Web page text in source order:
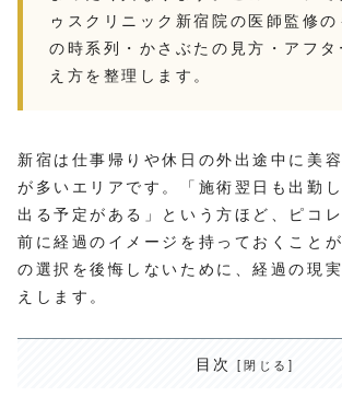
ゥスクリニック新宿院の医師監修の
の時系列・かさぶたの見方・アフタ
え方を整理します。
新宿は仕事帰りや休日の外出途中に美
が多いエリアです。「施術翌日も出勤
出る予定がある」という方ほど、ピコ
前に経過のイメージを持っておくこと
の選択を後悔しないために、経過の現
えします。
目次